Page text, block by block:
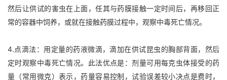
然后让供试的害虫在上面，任其与药膜接触一定时间后，再移回正
常的容器中饲养，或就在接触药膜过程中，观察中毒死亡情况。
4.点滴法：用定量的药液微滴，滴加在供试昆虫的胸部背面，然后
定时观察中毒死亡情况。此法优点是：剂量可用每克虫体接受的药
量（常用微克）表示，药量容易控制，试验误差较小决点是费时，